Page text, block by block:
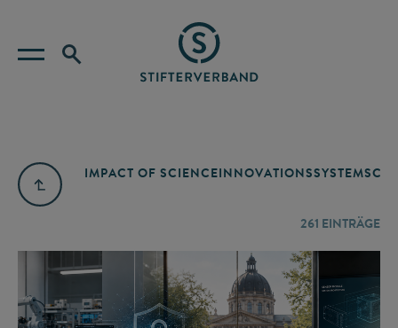
IMPACT OF SCIENCEINNOVATIONSSYSTEM
261 EINTRÄGE